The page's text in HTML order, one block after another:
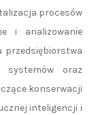
procesów
i analizowanie
przedsiębiorstwa
oraz
konserwacji
inteligencji i